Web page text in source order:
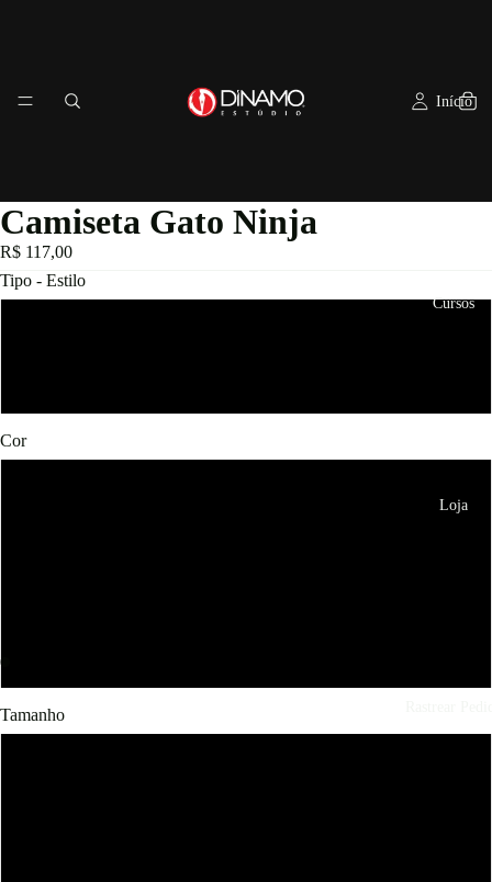
Início
Cursos
Loja
Camiseta Gato Ninja
R$ 117,00
Tipo - Estilo
Cor
Tamanho